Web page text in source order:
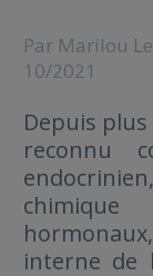
Par Marilou
10/2021
Depuis plus
reconnu
interne de